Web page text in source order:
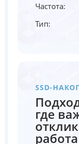
Частота:
Тип:
SSD-
где